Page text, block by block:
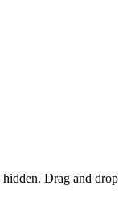
Drag and drop